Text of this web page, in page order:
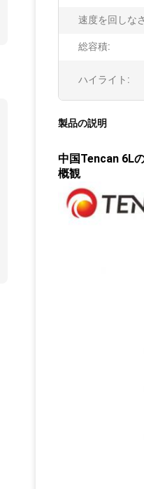
速度を回しな
総容積:
ハイライト:
製品の説明
中国Tencan 6L
概観